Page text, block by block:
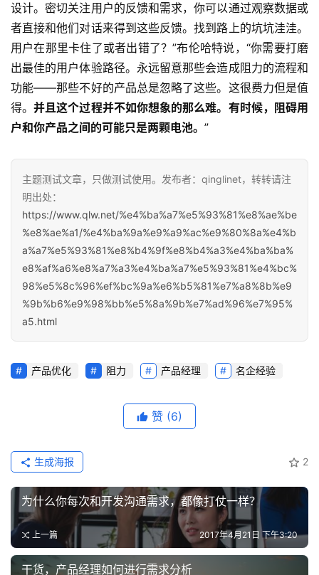
设计。密切关注用户的反馈和需求，你可以通过观察数据或
者直接和他们对话来得到这些反馈。找到路上的坑坑洼洼。
用户在那里卡住了或者出错了？”布伦哈特说，“你需要打磨
出最佳的用户体验路径。永远留意那些会造成阻力的流程和
功能——那些不好的产品总是忽略了这些。这很费力但是值
得。并且这个过程并不如你想象的那么难。有时候，阻碍用
户和你产品之间的可能只是两颗电池。 ”
主题测试文章，只做测试使用。发布者：qinglinet，转转请注
明出处：
https://www.qlw.net/%e4%ba%a7%e5%93%81%e8%ae%be
%e8%ae%a1/%e4%ba%9a%e9%a9%ac%e9%80%8a%e4%b
a%a7%e5%93%81%e8%b4%9f%e8%b4%a3%e4%ba%ba%
e8%af%a6%e8%a7%a3%e4%ba%a7%e5%93%81%e4%bc%
98%e5%8c%96%ef%bc%9a%e6%b5%81%e7%a8%8b%e9
%9b%b6%e9%98%bb%e5%8a%9b%e7%ad%96%e7%95%
a5.html
产品优化 阻力 产品经理 名企经验
赞 (6)
2
生成海报
为什么你每次和开发沟通需求，都像打仗一样？
上一篇 2017年4月21日 下午3:20
干货，产品经理如何进行需求分析